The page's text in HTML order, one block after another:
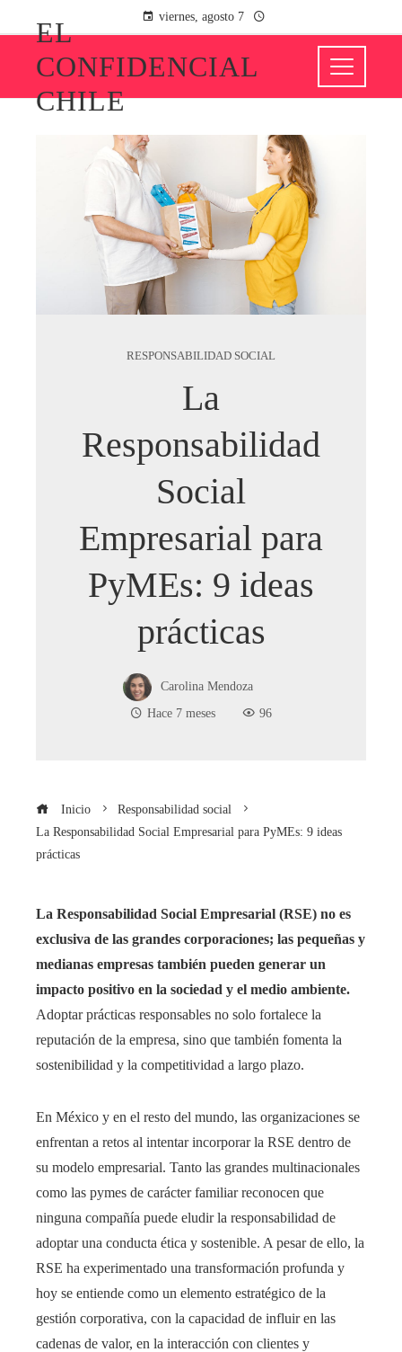
viernes, agosto 7
EL
CONFIDENCIAL
CHILE
RESPONSABILIDAD SOCIAL
La
Responsabilidad
Social
Empresarial para
PyMEs: 9 ideas
prácticas
Carolina Mendoza
Hace 7 meses
96
Inicio
Responsabilidad social
La Responsabilidad Social Empresarial para PyMEs: 9 ideas
prácticas
La Responsabilidad Social Empresarial (RSE) no es
exclusiva de las grandes corporaciones; las pequeñas y
medianas empresas también pueden generar un
impacto positivo en la sociedad y el medio ambiente.
Adoptar prácticas responsables no solo fortalece la
reputación de la empresa, sino que también fomenta la
sostenibilidad y la competitividad a largo plazo.
En México y en el resto del mundo, las organizaciones se
enfrentan a retos al intentar incorporar la RSE dentro de
su modelo empresarial. Tanto las grandes multinacionales
como las pymes de carácter familiar reconocen que
ninguna compañía puede eludir la responsabilidad de
adoptar una conducta ética y sostenible. A pesar de ello, la
RSE ha experimentado una transformación profunda y
hoy se entiende como un elemento estratégico de la
gestión corporativa, con la capacidad de influir en las
cadenas de valor, en la interacción con clientes y